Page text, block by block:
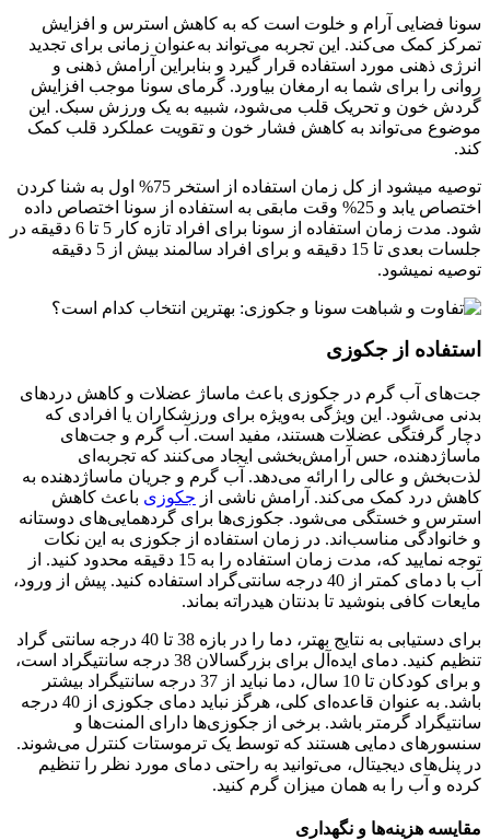
سونا فضایی آرام و خلوت است که به کاهش استرس و افزایش
تمرکز کمک می‌کند. این تجربه می‌تواند به‌عنوان زمانی برای تجدید
انرژی ذهنی مورد استفاده قرار گیرد و بنابراین آرامش ذهنی و
روانی را برای شما به ارمغان بیاورد. گرمای سونا موجب افزایش
گردش خون و تحریک قلب می‌شود، شبیه به یک ورزش سبک. این
موضوع می‌تواند به کاهش فشار خون و تقویت عملکرد قلب کمک
کند.
توصیه می­شود از کل زمان استفاده از استخر 75% اول به شنا کردن
اختصاص یابد و 25% وقت مابقی به استفاده از سونا اختصاص داده
شود. مدت زمان استفاده از سونا برای افراد تازه کار 5 تا 6 دقیقه در
جلسات بعدی تا 15 دقیقه و برای افراد سالمند بیش از 5 دقیقه
توصیه نمی­شود.
استفاده از جکوزی
جت‌های آب گرم در جکوزی باعث ماساژ عضلات و کاهش دردهای
بدنی می‌شود. این ویژگی به‌ویژه برای ورزشکاران یا افرادی که
دچار گرفتگی عضلات هستند، مفید است. آب گرم و جت‌های
ماساژدهنده، حس آرامش‌بخشی ایجاد می‌کنند که تجربه‌ای
لذت‌بخش و عالی را ارائه می‌دهد. آب گرم و جریان ماساژدهنده به
کاهش درد کمک می‌کند. آرامش ناشی از جکوزی باعث کاهش
استرس و خستگی می‌شود. جکوزی‌ها برای گردهمایی‌های دوستانه
و خانوادگی مناسب‌اند. در زمان استفاده از جکوزی به این نکات
توجه نمایید که، مدت زمان استفاده را به 15 دقیقه محدود کنید. از
آب با دمای کمتر از 40 درجه سانتی‌گراد استفاده کنید. پیش از ورود،
مایعات کافی بنوشید تا بدنتان هیدراته بماند.
برای دستیابی به نتایج بهتر، دما را در بازه 38 تا 40 درجه سانتی گراد
تنظیم کنید. دمای ایده‌آل برای بزرگسالان 38 درجه سانتیگراد است،
و برای کودکان تا 10 سال، دما نباید از 37 درجه سانتیگراد بیشتر
باشد. به عنوان قاعده‌ای کلی، هرگز نباید دمای جکوزی از 40 درجه
سانتیگراد گرمتر باشد. برخی از جکوزی‌ها دارای المنت‌ها و
سنسورهای دمایی هستند که توسط یک ترموستات کنترل می‌شوند.
در پنل‌های دیجیتال، می‌توانید به راحتی دمای مورد نظر را تنظیم
کرده و آب را به همان میزان گرم کنید.
مقایسه هزینه‌ها و نگهداری